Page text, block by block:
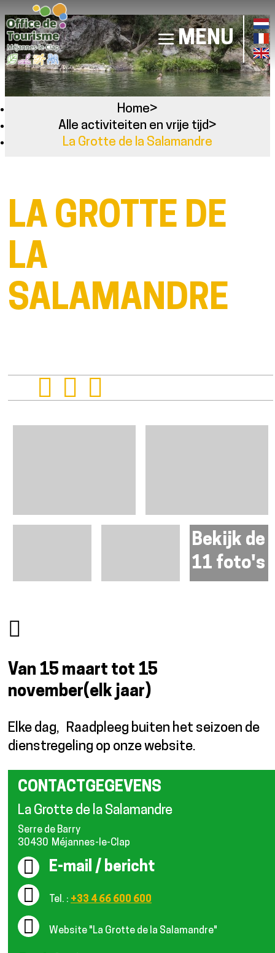
MENU
Home>
Alle activiteiten en vrije tijd>
La Grotte de la Salamandre
LA GROTTE DE
LA
SALAMANDRE
Bekijk de
11 foto's
Van 15 maart tot 15
november(elk jaar)
Elke dag
Raadpleeg buiten het seizoen de
dienstregeling op onze website.
CONTACTGEGEVENS
La Grotte de la Salamandre
Serre de Barry
30430 Méjannes-le-Clap
E-mail / bericht
Tel. : +33 4 66 600 600
Website "La Grotte de la Salamandre"